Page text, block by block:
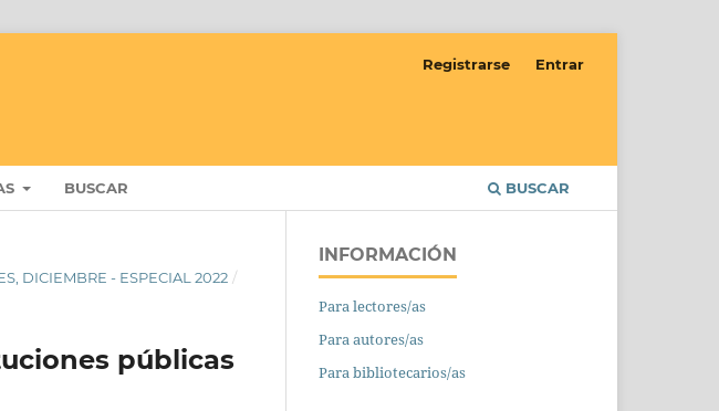
BUSCAR BUSCAR
Registrarse Entrar
DICIEMBRE - ESPECIAL 2022 /
públicas
INFORMACIÓN
Para lectores/as
Para autores/as
Para bibliotecarios/as